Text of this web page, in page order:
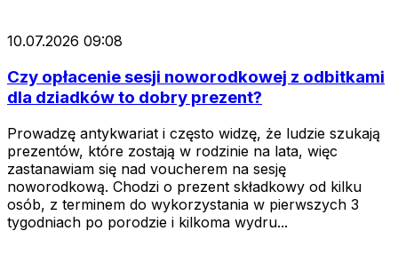
10.07.2026 09:08
Czy opłacenie sesji noworodkowej z odbitkami
dla dziadków to dobry prezent?
Prowadzę antykwariat i często widzę, że ludzie szukają
prezentów, które zostają w rodzinie na lata, więc
zastanawiam się nad voucherem na sesję
noworodkową. Chodzi o prezent składkowy od kilku
osób, z terminem do wykorzystania w pierwszych 3
tygodniach po porodzie i kilkoma wydru...